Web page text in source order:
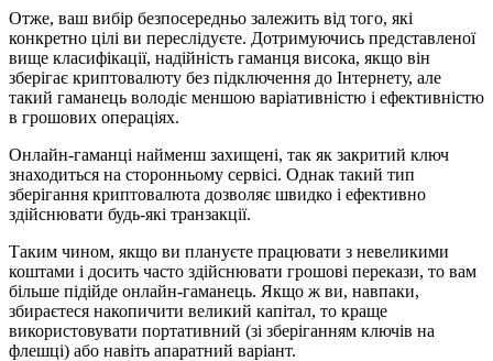
Отже, ваш вибір безпосередньо залежить від того, які
конкретно цілі ви переслідуєте. Дотримуючись представленої
вище класифікації, надійність гаманця висока, якщо він
зберігає криптовалюту без підключення до Інтернету, але
такий гаманець володіє меншою варіативністю і ефективністю
в грошових операціях.
Онлайн-гаманці найменш захищені, так як закритий ключ
знаходиться на сторонньому сервісі. Однак такий тип
зберігання криптовалюта дозволяє швидко і ефективно
здійснювати будь-які транзакції.
Таким чином, якщо ви плануєте працювати з невеликими
коштами і досить часто здійснювати грошові перекази, то вам
більше підійде онлайн-гаманець. Якщо ж ви, навпаки,
збираєтеся накопичити великий капітал, то краще
використовувати портативний (зі зберіганням ключів на
флешці) або навіть апаратний варіант.